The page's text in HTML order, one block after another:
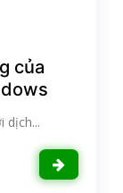
của
dịch...